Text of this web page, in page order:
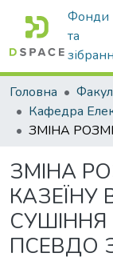
Фонди
та
Головна
ЗМІНА
КАЗЕЇНУ
СУШІННЯ
ПСЕВДО